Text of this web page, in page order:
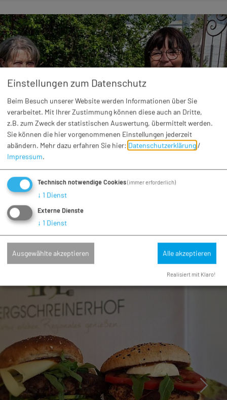
Kulinarische Veranstaltungen
Gartencafé
Sa. 15.08.26
Unser Gartencafé – zwischen Blättern, Blumen und
guten Gesprächen Im Herzen unseres Bauerngartens
Einstellungen zum Datenschutz
Beim Besuch unserer Website werden Informationen über Sie
verarbeitet. Mit Ihrer Zustimmung können diese auch an Dritte,
z.B. zum Zweck der statistischen Auswertung, übermittelt werden.
Sie können die hier vorgenommenen Einstellungen jederzeit
abändern. Mehr dazu erfahren Sie hier: Datenschutzerklärung/
Impressum.
Technisch notwendige Cookies(immer erforderlich)
↓ 1 Dienst
Externe Dienste
↓ 1 Dienst
Ausgewählte akzeptieren Alle akzeptieren
Realisiert mit Klaro!